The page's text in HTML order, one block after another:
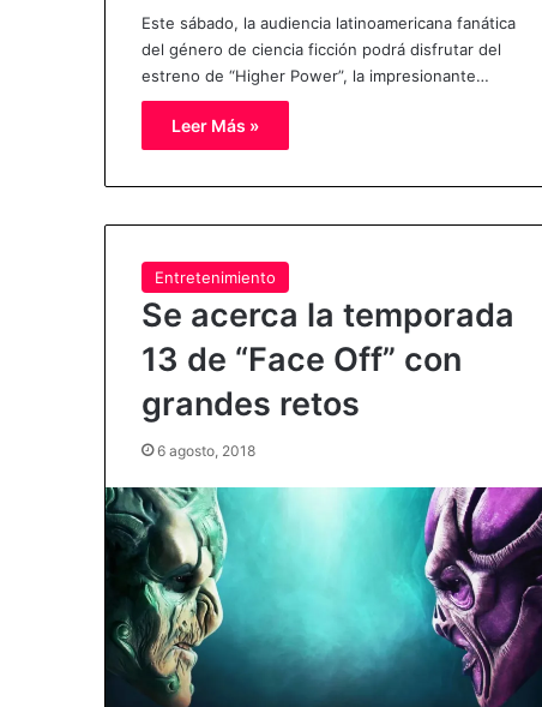
Este sábado, la audiencia latinoamericana fanática
del género de ciencia ficción podrá disfrutar del
estreno de “Higher Power”, la impresionante…
Leer Más »
Entretenimiento
Se acerca la temporada
13 de “Face Off” con
grandes retos
6 agosto, 2018